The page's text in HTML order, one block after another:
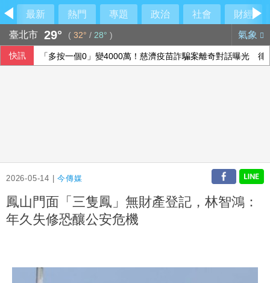
最新 熱門 專題 政治 社會
財經
臺北市 29° ( 32° / 28° ) 氣象
快訊 陳鏞基首度回家鄉台東出賽 11日預售約5千張票
2026-05-14 |今傳媒
鳳山門面「三隻鳳」無財產登記，林智鴻：
年久失修恐釀公安危機